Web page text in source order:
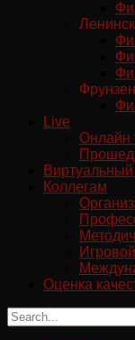
Live
Онлайн
Коллегам
Оценка